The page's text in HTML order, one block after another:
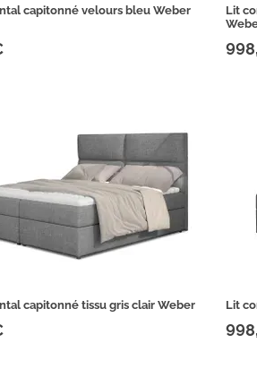
capitonné velours bleu Weber
Lit
capitonné tissu gris clair Weber Lit